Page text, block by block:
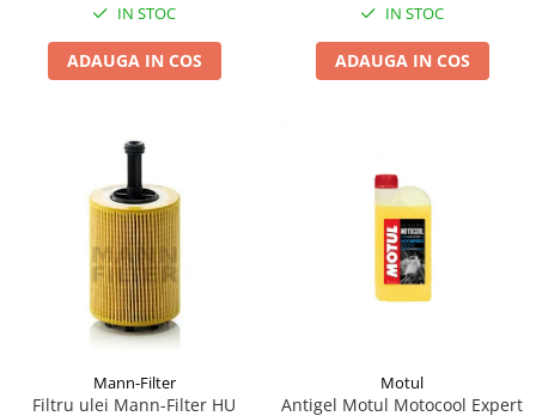
IN STOC
ADAUGA IN COS
IN STOC
ADAUGA IN COS
Mann-Filter
Filtru ulei Mann-Filter HU
Motul
Antigel Motul Motocool Expert